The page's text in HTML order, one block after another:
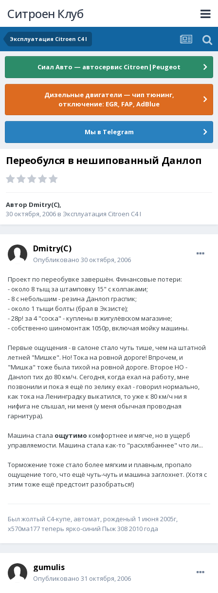
Ситроен Клуб
Эксплуатация Citroen C4 I
Сиал Авто — автосервис Citroen|Peugeot
Дизельные двигатели — чип тюнинг,
отключение: EGR, FAP, AdBlue
Мы в Telegram
Переобулся в нешипованный Данлоп
Автор Dmitry(C),
30 октября, 2006 в Эксплуатация Citroen C4 I
Dmitry(C)
Опубликовано 30 октября, 2006
Проект по переобувке завершён. Финансовые потери:
- около 8 тыщ за штамповку 15" с колпаками;
- 8 с небольшим - резина Данлоп граспик;
- около 1 тыщи болты (брал в Экзисте);
- 28р! за 4 "соска" - куплены в жигулёвском магазине;
- собственно шиномонтаж 1050р, включая мойку машины.
Первые ощущения - в салоне стало чуть тише, чем на штатной
летней "Мишке". Но! Тока на ровной дороге! Впрочем, и
"Мишка" тоже была тихой на ровной дороге. Второе НО -
Данлоп тих до 80 км/ч. Сегодня, когда ехал на работу, мне
позвонили и пока я ещё по зелику ехал - говорил нормально,
как тока на Ленинградку выкатился, то уже к 80 км/ч ни я
нифига не слышал, ни меня (у меня обычная проводная
гарнитура).
Машина стала ощутимо комфортнее и мягче, но в ущерб
управляемости. Машина стала как-то "расхлябаннее" что ли...
Торможение тоже стало более мягким и плавным, пропало
ощущение того, что ещё чуть-чуть и машина заглохнет. (Хотя с
этим тоже ещё предстоит разобраться!)
Был жолтый С4-купе, автомат, рожденый 1 июня 2005г,
х570ма177 теперь ярко-синий Пыж 308 2010 года
gumulis
Опубликовано 31 октября, 2006